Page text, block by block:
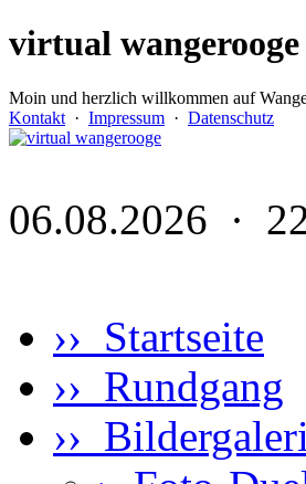
virtual wangerooge
Moin und herzlich willkommen auf
Kontakt · Impressum · Datenschutz
06.08.2026 ·
›› Startseite
›› Rundgang
››